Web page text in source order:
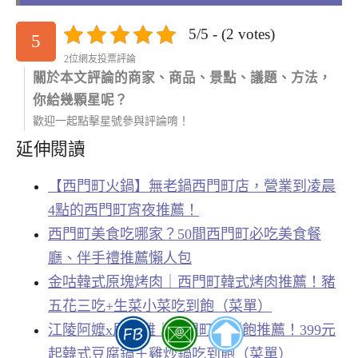
5 5/5 - (2 votes)
2位網友投票評論
關於本文評論的商家、商品、景點、議題、方法，
你給幾顆星呢？
歡迎一起點擊星號參與評論唷！
延伸閱讀
【西門町火鍋】無老鍋西門町店，營業到凌晨
4點的西門町宵夜推薦！
西門町美食吃哪家？50間西門町必吃美食餐
廳、伴手禮推薦懶人包
金咕韓式原塊烤肉｜西門町韓式烤肉推薦！豬
五花三吃+生菜小菜吃到飽（菜單）
江陵阿嬤x甩鍋雞｜西門町吃到飽推薦！399元
起韓式豆腐鍋＋雞炒鍋吃到飽（菜單）